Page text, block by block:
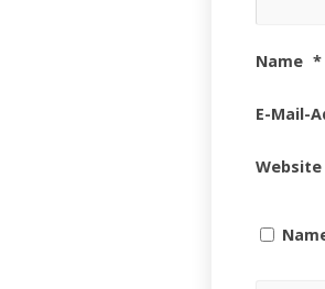
Name *
E-Mail-
Website